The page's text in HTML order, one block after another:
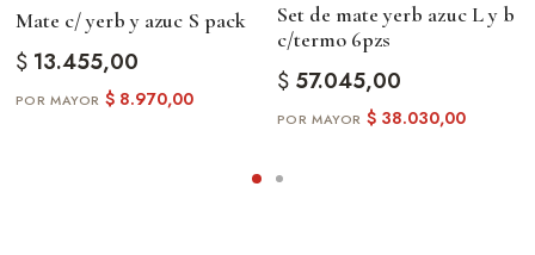
Mate c/ yerb y azuc S pack
$13.455,00
$8.970,00
Set de mate yerb azuc L y b
c/termo 6pzs
$57.045,00
$38.030,00